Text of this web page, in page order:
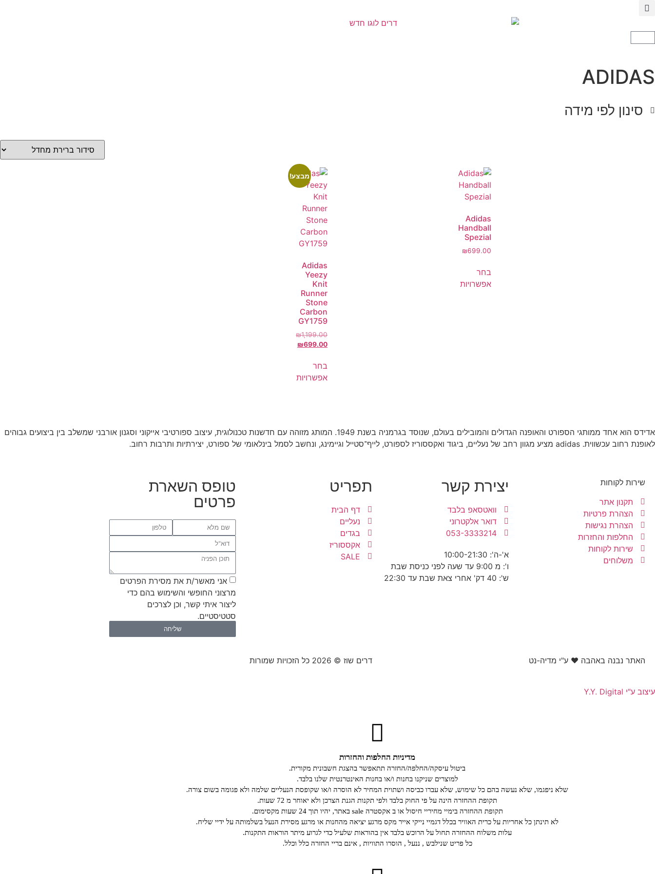
ADIDAS
סינון לפי מידה
Adidas
Handball
Spezial
₪699.00
בחר
אפשרויות
מבצע!
Adidas
Yeezy
Knit
Runner
Stone
Carbon
GY1759
₪1,199.00
₪699.00
בחר
אפשרויות
אדידס הוא אחד ממותגי הספורט והאופנה הגדולים והמובילים בעולם, שנוסד בגרמניה בשנת 1949. המותג מזוהה עם חדשנות טכנולוגית, עיצוב ספורטיבי אייקוני וסגנון אורבני שמשלב בין ביצועים גבוהים
לאופנת רחוב עכשווית. adidas מציע מגוון רחב של נעליים, ביגוד ואקססוריז לספורט, לייף־סטייל וגיימינג, ונחשב לסמל בינלאומי של ספורט, יצירתיות ותרבות רחוב.
שירות לקוחות
תקנון אתר
הצהרת פרטיות
הצהרת נגישות
החלפות והחזרות
שירות לקוחות
משלוחים
יצירת קשר
וואטסאפ בלבד
דואר אלקטרוני
053-3333214
א'-ה': 10:00-21:30
ו': מ 9:00 עד שעה לפני כניסת שבת
ש': 40 דק' אחרי צאת שבת עד 22:30
תפריט
דף הבית
נעליים
בגדים
אקססוריז
SALE
טופס השארת
פרטים
אני מאשר/ת את מסירת הפרטים
מרצוני החופשי והשימוש בהם כדי
ליצור איתי קשר, וכן לצרכים
סטטיסטיים.
שליחה
האתר נבנה באהבה ❤ ע"י מדיה-נט​ דרים שוז © 2026 כל הזכויות שמורות
עיצוב ע"י Y.Y. Digital
מדיניות החלפות והחזרות
ביטול עיסקה/החלפה/החזרה תתאפשר בהצגת חשבונית מקורית.
למוצרים שניקנו בחנות ו/או בחנות האינטרנטית שלנו בלבד.
שלא ניפגמו, שלא נעשה בהם כל שימוש, שלא עברו כביסה ושתוית המחיר לא הוסרה ו/או שקופסת הנעליים שלמה ולא פגומה בשום צורה.
תקופת ההחזרה הינה על פי החוק בלבד ולפי תקנות הגנת הצרכן ולא יאוחר מ 72 שעות.
תקופת ההחזרה בימיי מחיריי חיסול או ב אקסטרה sale באתר, יהיו תוך 24 שעות מקסימום.
לא תינתן כל אחריות על כרית האוויר בכלל דגמיי נייקי אייר מקס מרגע יציאה מהחנות או מרגע מסירת הנעל בשלמותה על ידיי שליח.
עלות משלוח ההחזרה תחול על הרוכש בלבד אין בהוראות שלעיל כדי לגרוע מיתר הוראות התקנות.
כל פריט שנילבש , ננעל , הוסרו התוויות , אינם בריי החזרה כלל וכלל.